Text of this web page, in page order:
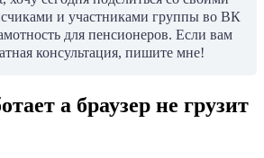
и участниками группы во ВК
для пенсионеров. Если вам
консультация, пишите мне!
а браузер не грузит